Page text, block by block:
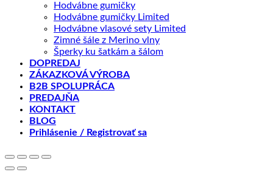
Hodvábne gumičky
Hodvábne gumičky Limited
Hodvábne vlasové sety Limited
Zimné šále z Merino vlny
Šperky ku šatkám a šálom
DOPREDAJ
ZÁKAZKOVÁ VÝROBA
B2B SPOLUPRÁCA
PREDAJŇA
KONTAKT
BLOG
Prihlásenie / Registrovať sa